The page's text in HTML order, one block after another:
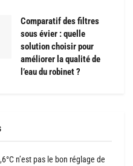
Comparatif des filtres
sous évier : quelle
solution choisir pour
améliorer la qualité de
l’eau du robinet ?
n’est pas le bon réglage de